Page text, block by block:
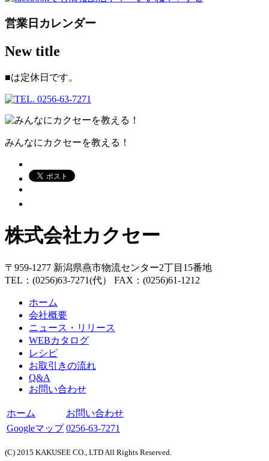
営業日カレンダー
New title
■は定休日です。
みんなにカクセーを教える！
株式会社カクセー
〒959-1277 新潟県燕市物流センター2丁目15番地
TEL：(0256)63-7271(代） FAX：(0256)61-1212
ホーム
会社概要
ニュース・リリース
WEBカタログ
レシピ
お取引きの流れ
Q&A
お問い合わせ
ホーム
お問い合わせ
Googleマップ 0256-63-7271
(C) 2015 KAKUSEE CO., LTD All Rights Reserved.